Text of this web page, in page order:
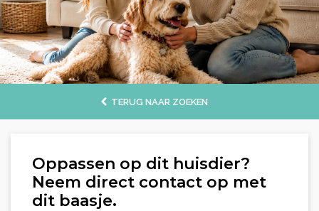
TERUG NAAR ZOEKEN
Oppassen op dit huisdier?
Neem direct contact op met
dit baasje.